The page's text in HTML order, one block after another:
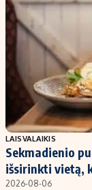
Politika
NT ir statybos
Populiarios
Investavimas
Akcijų rinka
Saulės elektrinės
Kriptovaliutos
Infliacija
LAISVALAIKIS
Sekmadienio
išsirinkti vietą,
2026-08-06